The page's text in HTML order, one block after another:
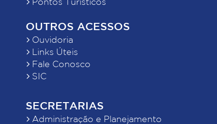
OUTROS ACESSOS
Ouvidoria
Links Úteis
Fale Conosco
SIC
SECRETARIAS
Administração e Planejamento